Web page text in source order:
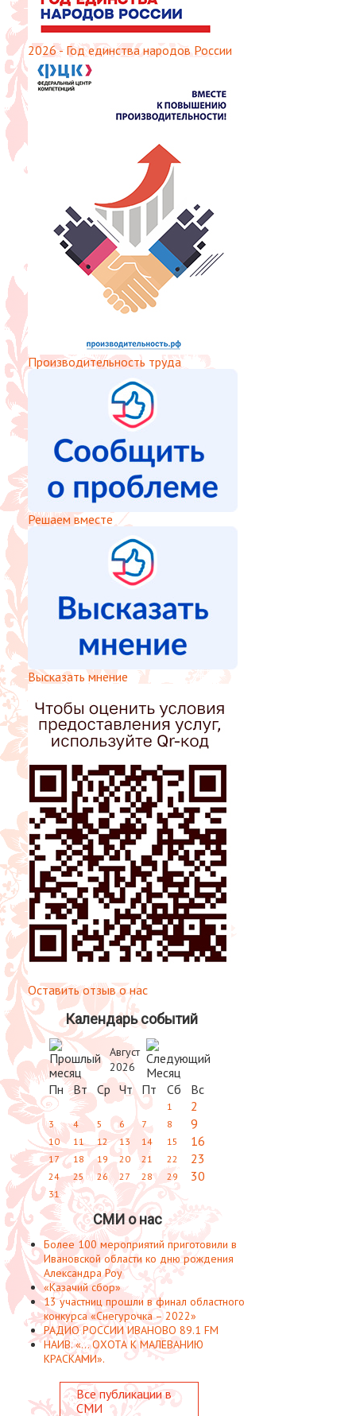
2026 - Год единства народов России
Производительность труда
Решаем вместе
Высказать мнение
Оставить отзыв о нас
Календарь событий
Август
2026
Пн Вт Ср Чт Пт Сб Вс
1 2
3 4 5 6 7 8 9
10 11 12 13 14 15 16
17 18 19 20 21 22 23
24 25 26 27 28 29 30
31
СМИ о нас
Более 100 мероприятий приготовили в
Ивановской области ко дню рождения
Александра Роу
«Казачий сбор»
13 участниц прошли в финал областного
конкурса «Снегурочка – 2022»
РАДИО РОССИИ ИВАНОВО 89.1 FM
НАИВ. «... ОХОТА К МАЛЕВАНИЮ
КРАСКАМИ».
Все публикации в
СМИ